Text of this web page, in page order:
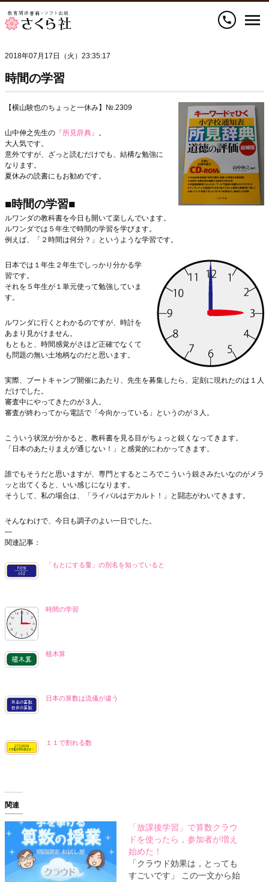
call
2018年07月17日（火）23:35:17
時間の学習
【横山験也のちょっと一休み】№.2309
山中伸之先生の 『所見辞典』 。
大人気です。
意外ですが、ざっと読むだけでも、結構な勉強に
なります。
夏休みの読書にもお勧めです。
■時間の学習■
ルワンダの教科書を今日も開いて楽しんでいます。
ルワンダでは５年生で時間の学習を学びます。
例えば、「２時間は何分？」というような学習です。
日本では１年生２年生でしっかり分かる学
習です。
それを５年生が１単元使って勉強していま
す。
ルワンダに行くとわかるのですが、時計を
あまり見かけません。
もともと、時間感覚がさほど正確でなくて
も問題の無い土地柄なのだと思います。
実際、ブートキャンプ開催にあたり、先生を募集したら、定刻に現れたのは１人
だけでした。
審査中にやってきたのが３人。
審査が終わってから電話で「今向かっている」というのが３人。
こういう状況が分かると、教科書を見る目がちょっと鋭くなってきます。
「日本のあたりまえが通じない！」と感覚的にわかってきます。
誰でもそうだと思いますが、専門とするところでこういう鋭さみたいなのがメラ
ッと出てくると、いい感じになります。
そうして、私の場合は、「ライバルはデカルト！」と闘志がわいてきます。
そんなわけで、今日も調子のよい一日でした。
—
関連記事：
「もとにする量」の別名を知っていると
時間の学習
植木算
日本の算数は流儀が違う
１１で割れる数
関連
「放課後学習」で算数クラウ
ドを使ったら，参加者が増え
始めた！
「クラウド効果は，とっても
すごいです」 この一文から始